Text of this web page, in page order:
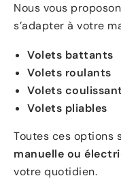
Nous vous
s’adapter à votre
Volets battants
Volets roulants
Volets
Volets pliables
Toutes ces options
manuelle ou
votre quotidien.